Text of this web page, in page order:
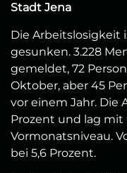
Stadt Jena
Die Arbeitslosigkeit
gesunken. 3.228
gemeldet, 72
Oktober, aber 45
vor einem Jahr. Die
Prozent und lag mit
Vormonatsniveau.
bei 5,6 Prozent.